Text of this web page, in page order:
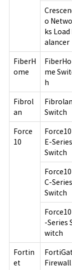
o
ks Load
alancer
FiberH
ome
FiberHo
me
h
Fibrol
an
Fibrolan
Switch
Force
10
Force10
E-Series
Switch
Force10
C-Series
Switch
Force10
-Series
witch
Fortin
et